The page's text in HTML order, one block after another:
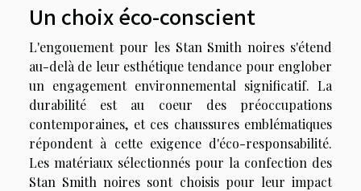
Un choix éco-conscient
L'engouement pour les Stan Smith noires s'étend
au-delà de leur esthétique tendance pour englober
un engagement environnemental significatif. La
durabilité est au coeur des préoccupations
contemporaines, et ces chaussures emblématiques
répondent à cette exigence d'éco-responsabilité.
Les matériaux sélectionnés pour la confection des
Stan Smith noires sont choisis pour leur impact